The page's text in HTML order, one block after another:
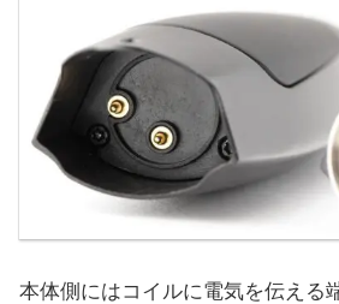
本体側にはコイルに電気を伝える